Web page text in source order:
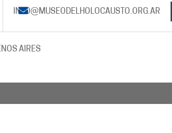
INFO@MUSEODELHOLOCAUSTO.ORG.AR
AIRES